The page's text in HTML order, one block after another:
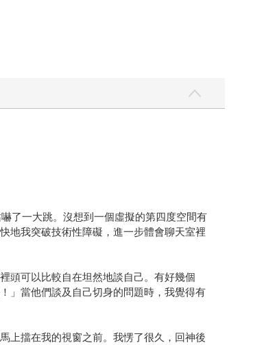
了一大跳。沒想到一個虛擬的第四度空間有
地我突破技術性障礙，進一步體會聊天室裡
頭可以比較自在坦然地談自己。有好幾個
」當他們談及自己切身的問題時，我覺得有
上擋在我的視窗之前。我愣了很久，回神後